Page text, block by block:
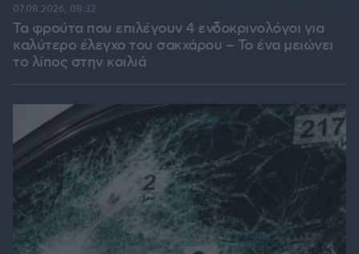
Τα φρούτα που επιλέγουν 4 ενδοκρινολόγοι για
καλύτερο έλεγχο του σακχάρου – Το ένα μειώνει
το λίπος στην κοιλιά
07.08.2026, 08:32